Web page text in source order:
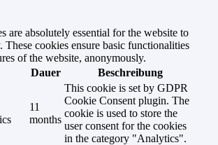
are absolutely essential for the website to
cookies ensure basic functionalities
of the website, anonymously.
Dauer Beschreibung
11
months
This cookie is set by GDPR
Cookie Consent plugin. The
cookie is used to store the
user consent for the cookies
in the category "Analytics".